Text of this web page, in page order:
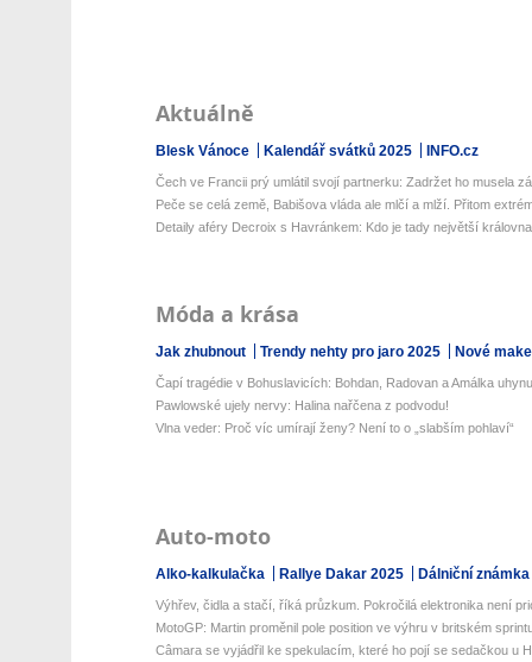
Aktuálně
Blesk Vánoce Kalendář svátků 2025 INFO.cz
Čech ve Francii prý umlátil svojí partnerku: Zadržet ho musela
Peče se celá země, Babišova vláda ale mlčí a mlží. Přitom
Detaily aféry Decroix s Havránkem: Kdo je tady největší
Móda a krása
Jak zhubnout Trendy nehty pro jaro 2025 Nové
Čapí tragédie v Bohuslavicích: Bohdan, Radovan a Amálka
Pawlowské ujely nervy: Halina nařčena z podvodu!
Vlna veder: Proč víc umírají ženy? Není to o „slabším pohlaví“
Auto-moto
Alko-kalkulačka Rallye Dakar 2025 Dálniční
Výhřev, čidla a stačí, říká průzkum. Pokročilá elektronika není
MotoGP: Martin proměnil pole position ve výhru v britském
Câmara se vyjádřil ke spekulacím, které ho pojí se sedačkou u